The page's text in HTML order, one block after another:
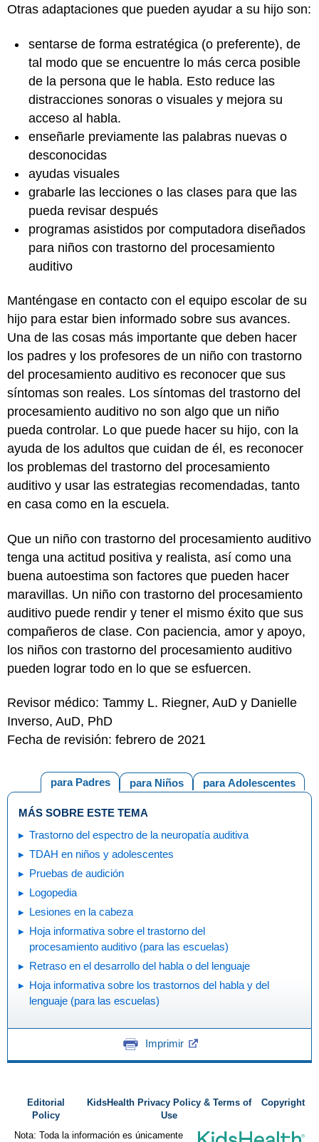
Otras adaptaciones que pueden ayudar a su hijo son:
sentarse de forma estratégica (o preferente), de
tal modo que se encuentre lo más cerca posible
de la persona que le habla. Esto reduce las
distracciones sonoras o visuales y mejora su
acceso al habla.
enseñarle previamente las palabras nuevas o
desconocidas
ayudas visuales
grabarle las lecciones o las clases para que las
pueda revisar después
programas asistidos por computadora diseñados
para niños con trastorno del procesamiento
auditivo
Manténgase en contacto con el equipo escolar de su
hijo para estar bien informado sobre sus avances.
Una de las cosas más importante que deben hacer
los padres y los profesores de un niño con trastorno
del procesamiento auditivo es reconocer que sus
síntomas son reales. Los síntomas del trastorno del
procesamiento auditivo no son algo que un niño
pueda controlar. Lo que puede hacer su hijo, con la
ayuda de los adultos que cuidan de él, es reconocer
los problemas del trastorno del procesamiento
auditivo y usar las estrategias recomendadas, tanto
en casa como en la escuela.
Que un niño con trastorno del procesamiento auditivo
tenga una actitud positiva y realista, así como una
buena autoestima son factores que pueden hacer
maravillas. Un niño con trastorno del procesamiento
auditivo puede rendir y tener el mismo éxito que sus
compañeros de clase. Con paciencia, amor y apoyo,
los niños con trastorno del procesamiento auditivo
pueden lograr todo en lo que se esfuercen.
Revisor médico: Tammy L. Riegner, AuD y Danielle
Inverso, AuD, PhD
Fecha de revisión: febrero de 2021
para Adolescentes
para Niños
para Padres
MÁS SOBRE ESTE TEMA
Trastorno del espectro de la neuropatía auditiva
TDAH en niños y adolescentes
Pruebas de audición
Logopedia
Lesiones en la cabeza
Hoja informativa sobre el trastorno del
procesamiento auditivo (para las escuelas)
Retraso en el desarrollo del habla o del lenguaje
Hoja informativa sobre los trastornos del habla y del
lenguaje (para las escuelas)
Imprimir
Editorial
Policy
KidsHealth Privacy Policy & Terms of
Use
Copyright
Nota: Toda la información es únicamente